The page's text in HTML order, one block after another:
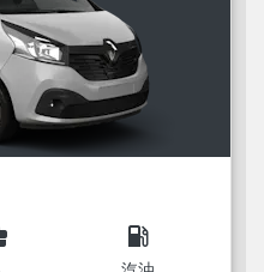
local_gas_station